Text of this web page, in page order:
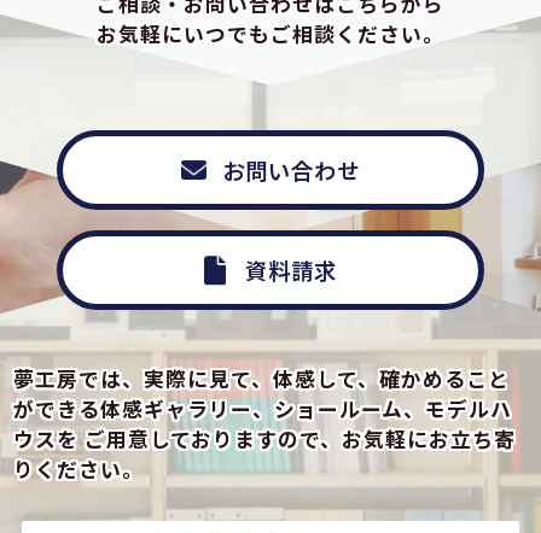
お気軽にいつでもご相談ください。
お問い合わせ
資料請求
夢工房では、実際に見て、体感して、確かめること
ができる体感ギャラリー、ショールーム、モデルハ
ウスをご用意しておりますので、お気軽にお立ち寄
りください。